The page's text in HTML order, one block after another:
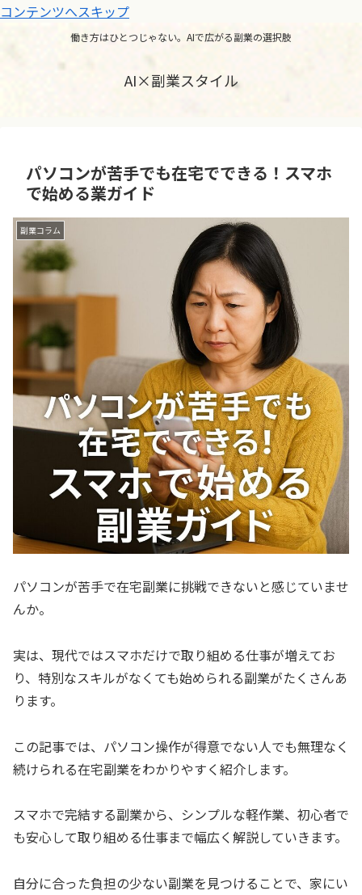
コンテンツへスキップ
働き方はひとつじゃない。AIで広がる副業の選択肢
AI×副業スタイル
パソコンが苦手でも在宅でできる！スマホ
で始める業ガイド
副業コラム
パソコンが苦手で在宅副業に挑戦できないと感じていませ
んか。
実は、現代ではスマホだけで取り組める仕事が増えてお
り、特別なスキルがなくても始められる副業がたくさんあ
ります。
この記事では、パソコン操作が得意でない人でも無理なく
続けられる在宅副業をわかりやすく紹介します。
スマホで完結する副業から、シンプルな軽作業、初心者で
も安心して取り組める仕事まで幅広く解説していきます。
自分に合った負担の少ない副業を見つけることで、家にい